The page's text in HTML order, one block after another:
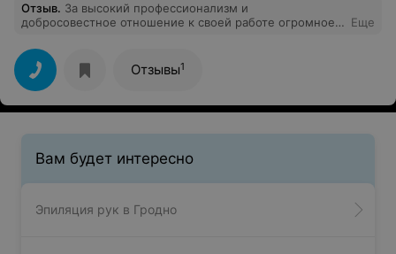
Отзыв. За высокий профессионализм и
добросовестное отношение к своей работе огромное
за хорошее отношение хочу поблагодарить персонал
центра!
Еще
Отзывы1
Вам будет интересно
Эпиляция рук в Гродно